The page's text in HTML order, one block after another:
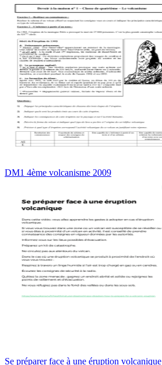
DM1 4ème volcanisme 2009
Se préparer face à une éruption volcanique